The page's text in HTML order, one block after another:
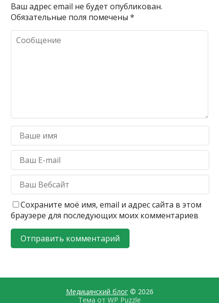
Ваш адрес email не будет опубликован.
Обязательные поля помечены*
Сохраните моё имя, email и адрес сайта в этом
браузере для последующих моих комментариев
Медицинский блог© 2026
Тема от WP Puzzle